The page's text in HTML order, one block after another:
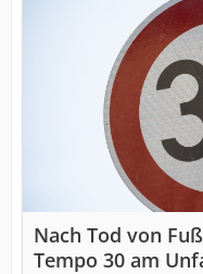
Nach Tod von
Tempo 30 am